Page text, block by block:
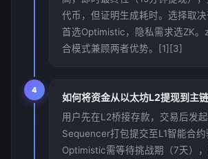
代币，但证明生成耗时。选择取
首选Optimistic，隐私需求选ZK。
合模式兼顾两者优势。[1][3]
4
如何将资金从以太坊L2提现到主链
用户先在L2桥接存款，交易后发
Sequencer打包提交至L1智能合
Optimistic需等待挑战期（7天）